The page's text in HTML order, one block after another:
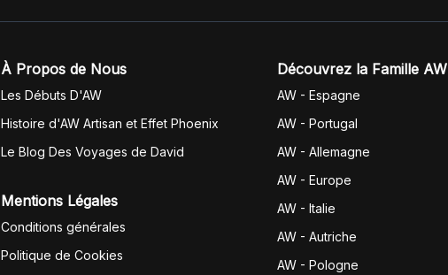
À Propos de Nous
Les Débuts D'AW
Histoire d'AW Artisan et Effet Phoenix
Le Blog Des Voyages de David
Mentions Légales
Conditions générales
Politique de Cookies
Découvrez la Famille AW
AW - Espagne
AW - Portugal
AW - Allemagne
AW - Europe
AW - Italie
AW - Autriche
AW - Pologne